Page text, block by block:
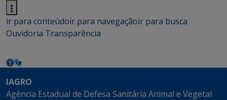
ir para conteúdoir para navegaçãoir para busca
Ouvidoria Transparência
IAGRO
Agência Estadual de Defesa Sanitária Animal e Vegetal